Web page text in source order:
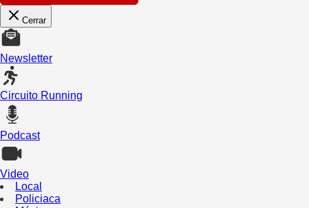
Cerrar
Newsletter
Circuito Running
Podcast
Video
Local
Policiaca